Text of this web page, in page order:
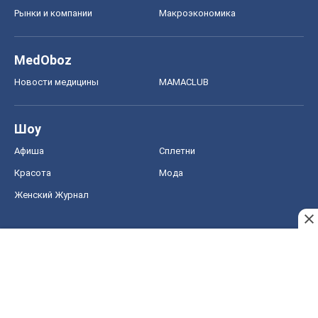
Рынки и компании Mакроэкономика
MedOboz
Новости медицины MAMACLUB
Шоу
Афиша Сплетни
Красота Мода
Женский Журнал